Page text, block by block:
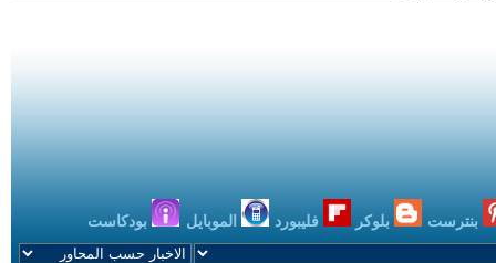
بنترست بلوكر فليبورد الموبايل بودكاست